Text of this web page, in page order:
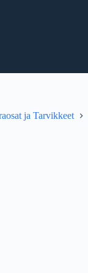
ja Tarvikkeet